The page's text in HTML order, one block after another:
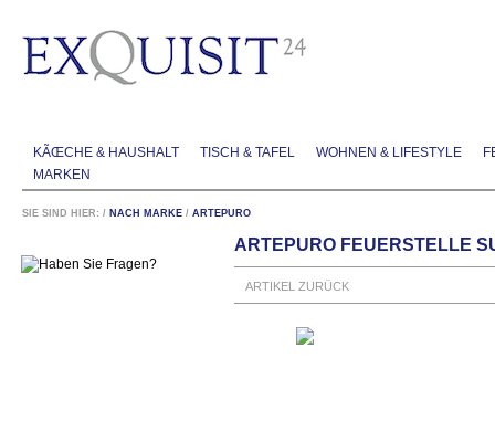
KÃŒCHE & HAUSHALT TISCH & TAFEL WOHNEN & LIFESTYLE
MARKEN
SIE SIND HIER: / NACH MARKE / ARTEPURO
ARTEPURO FEUERSTELLE
ARTIKEL ZURÜCK